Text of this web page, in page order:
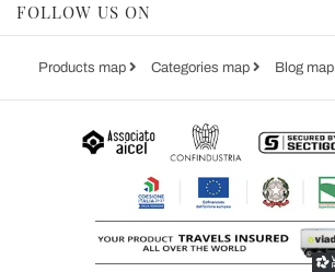
FOLLOW US ON
Products map Categories map Blog map